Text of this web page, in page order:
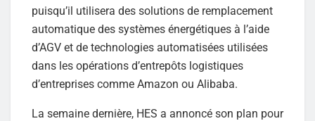
puisqu’il utilisera des solutions de remplacement
automatique des systèmes énergétiques à l’aide
d’AGV et de technologies automatisées utilisées
dans les opérations d’entrepôts logistiques
d’entreprises comme Amazon ou Alibaba.
La semaine dernière, HES a annoncé son plan pour